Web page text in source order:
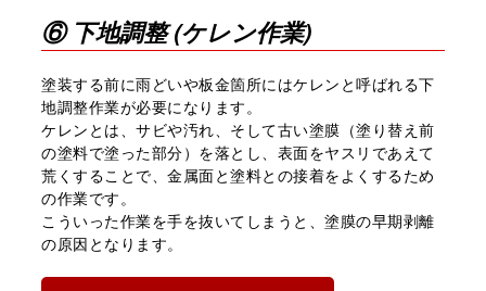
⑥ 下地調整 (ケレン作業)
塗装する前に雨どいや板金箇所にはケレンと呼ばれる下
地調整作業が必要になります。
ケレンとは、サビや汚れ、そして古い塗膜（塗り替え前
の塗料で塗った部分）を落とし、表面をヤスリであえて
荒くすることで、金属面と塗料との接着をよくするため
の作業です。
こういった作業を手を抜いてしまうと、塗膜の早期剥離
の原因となります。